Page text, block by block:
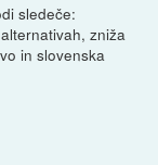
sledeče:
zniža
in slovenska